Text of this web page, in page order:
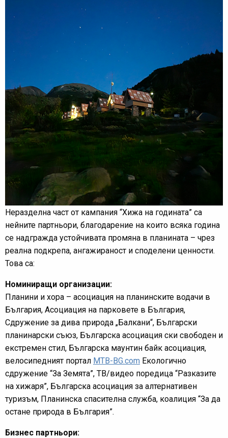
Неразделна част от кампания “Хижа на годината” са
нейните партньори, благодарение на които всяка година
се надгражда устойчивата промяна в планината – чрез
реална подкрепа, ангажираност и споделени ценности.
Това са:
Номиниращи организации:
Планини и хора – асоциация на планинските водачи в
България, Асоциация на парковете в България,
Сдружение за дива природа „Балкани“, Български
планинарски съюз, Българска асоциация ски свободен и
екстремен стил, Българска маунтин байк асоциация,
велосипедният портал MTB-BG.com Екологично
сдружение “За Земята”, ТВ/видео поредица “Разказите
на хижаря”, Българска асоциация за алтернативен
туризъм, Планинска спасителна служба, коалиция “За да
остане природа в България”.
Бизнес партньори: